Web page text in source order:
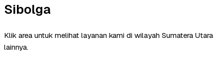
Sibolga
Klik area untuk melihat layanan kami di wilayah Sumatera Utara
lainnya.